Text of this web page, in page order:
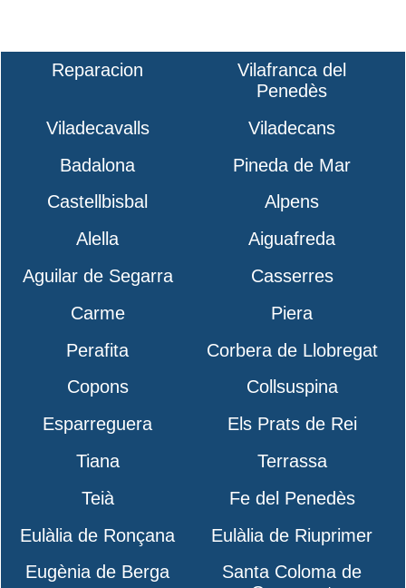
Reparacion
Vilafranca del
Penedès
Viladecavalls
Viladecans
Badalona
Pineda de Mar
Castellbisbal
Alpens
Alella
Aiguafreda
Aguilar de Segarra
Casserres
Carme
Piera
Perafita
Corbera de Llobregat
Copons
Collsuspina
Esparreguera
Els Prats de Rei
Tiana
Terrassa
Teià
Fe del Penedès
Eulàlia de Ronçana
Eulàlia de Riuprimer
Eugènia de Berga
Santa Coloma de